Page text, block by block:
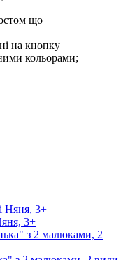
що
на кнопку
кольорами;
3+